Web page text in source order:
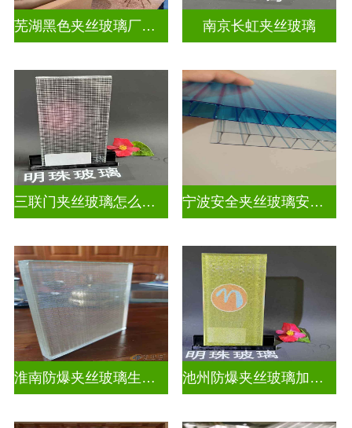
芜湖黑色夹丝玻璃厂家在哪里 南京长虹夹丝玻璃
三联门夹丝玻璃怎么安装 宁波安全夹丝玻璃安装师傅
淮南防爆夹丝玻璃生产厂家 池州防爆夹丝玻璃加工厂